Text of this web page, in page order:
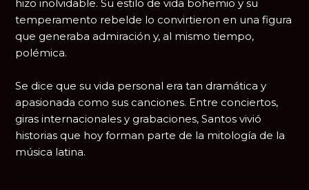
hizo inolvidable. Su estilo de vida bohemio y su
temperamento rebelde lo convirtieron en una figura
que generaba admiración y, al mismo tiempo,
polémica.
Se dice que su vida personal era tan dramática y
apasionada como sus canciones. Entre conciertos,
giras internacionales y grabaciones, Santos vivió
historias que hoy forman parte de la mitología de la
música latina.